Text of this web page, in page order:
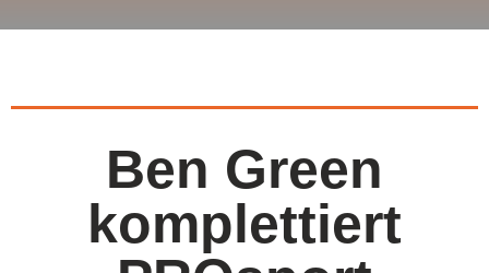
Ben Green
komplettiert